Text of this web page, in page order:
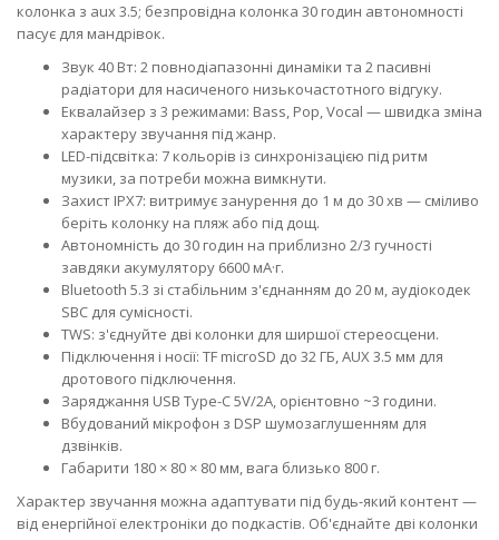
колонка з aux 3.5; безпровідна колонка 30 годин автономності
пасує для мандрівок.
Звук 40 Вт: 2 повнодіапазонні динаміки та 2 пасивні
радіатори для насиченого низькочастотного відгуку.
Еквалайзер з 3 режимами: Bass, Pop, Vocal — швидка зміна
характеру звучання під жанр.
LED-підсвітка: 7 кольорів із синхронізацією під ритм
музики, за потреби можна вимкнути.
Захист IPX7: витримує занурення до 1 м до 30 хв — сміливо
беріть колонку на пляж або під дощ.
Автономність до 30 годин на приблизно 2/3 гучності
завдяки акумулятору 6600 мА·г.
Bluetooth 5.3 зі стабільним з'єднанням до 20 м, аудіокодек
SBC для сумісності.
TWS: з'єднуйте дві колонки для ширшої стереосцени.
Підключення і носії: TF microSD до 32 ГБ, AUX 3.5 мм для
дротового підключення.
Заряджання USB Type-C 5V/2A, орієнтовно ~3 години.
Вбудований мікрофон з DSP шумозаглушенням для
дзвінків.
Габарити 180 × 80 × 80 мм, вага близько 800 г.
Характер звучання можна адаптувати під будь-який контент —
від енергійної електроніки до подкастів. Об'єднайте дві колонки